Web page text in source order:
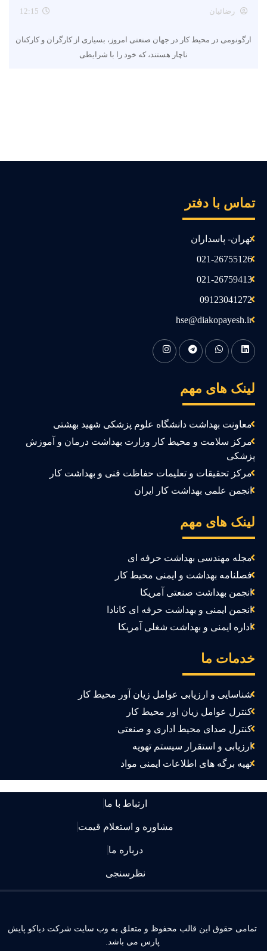
رضائیان 12:15
ارگونومی در محیط کار در جهان صنعتی امروز، بسیاری از کارگران و کارکنان
ناچار هستند، که خود را با شرایطی
با دفتر
تهران- پاسداران
021-26755126
021-26759413
09123041272
hse@diakopayesh.ir
های مهم
معاونت بهداشت دانشگاه علوم پزشکی شهید بهشتی
مرکز سلامت و محیط کار وزارت بهداشت درمان و آموزش
مرکز تحقیقات و تعلیمات حفاظت فنی و بهداشت کار
انجمن علمی بهداشت کار ایران
های مهم
مجله مهندسی بهداشت حرفه ای
فصلنامه بهداشت و ایمنی محیط کار
انجمن بهداشت صنعتی آمریکا
انجمن ایمنی و بهداشت حرفه ای کانادا
اداره ایمنی و بهداشت شغلی آمریکا
ما
شناسایی و ارزیابی عوامل زیان آور محیط کار
کنترل عوامل زیان اور محیط کار
کنترل صدای محیط اداری و صنعتی
ارزیابی و استقرار سیستم تهویه
تهیه برگه های اطلاعات ایمنی مواد
ارتباط با ما
مشاوره و استعلام قیمت
درباره ما
نظرسنجی
حقوق این قالب محفوظ و متعلق به وب سایت شرکت دیاکو پایش
پارس می باشد.